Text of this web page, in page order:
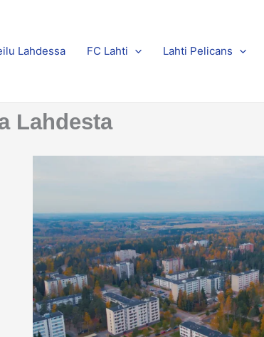
Lahdessa
FC Lahti Lahti Pelicans
Lahdesta